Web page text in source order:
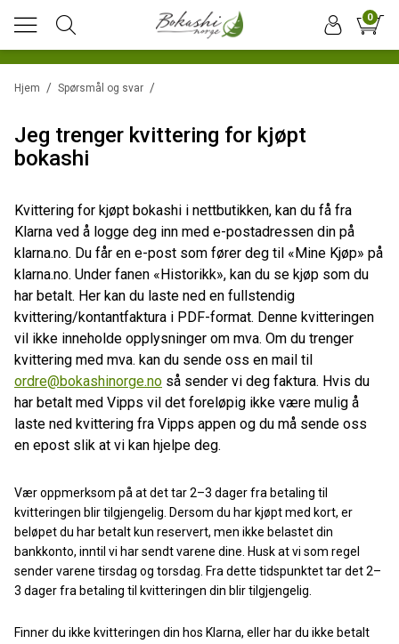
0
/
Hjem /
Spørsmål og svar
Jeg trenger kvittering for kjøpt
bokashi
Kvittering for kjøpt bokashi i nettbutikken, kan du få fra
Klarna ved å logge deg inn med e-postadressen din på
klarna.no. Du får en e-post som fører deg til «Mine Kjøp» på
klarna.no. Under fanen «Historikk», kan du se kjøp som du
har betalt. Her kan du laste ned en fullstendig
kvittering/kontantfaktura i PDF-format. Denne kvitteringen
vil ikke inneholde opplysninger om mva. Om du trenger
kvittering med mva. kan du sende oss en mail til
ordre@bokashinorge.no så sender vi deg faktura. Hvis du
har betalt med Vipps vil det foreløpig ikke være mulig å
laste ned kvittering fra Vipps appen og du må sende oss
en epost slik at vi kan hjelpe deg.
Vær oppmerksom på at det tar 2–3 dager fra betaling til
kvitteringen blir tilgjengelig. Dersom du har kjøpt med kort, er
beløpet du har betalt kun reservert, men ikke belastet din
bankkonto, inntil vi har sendt varene dine. Husk at vi som regel
sender varene tirsdag og torsdag. Fra dette tidspunktet tar det 2–
3 dager fra betaling til kvitteringen din blir tilgjengelig.
Finner du ikke kvitteringen din hos Klarna, eller har du ikke betalt